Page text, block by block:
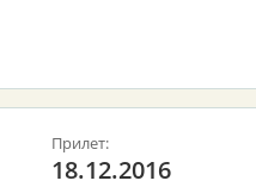
Прилет:
18.12.2016